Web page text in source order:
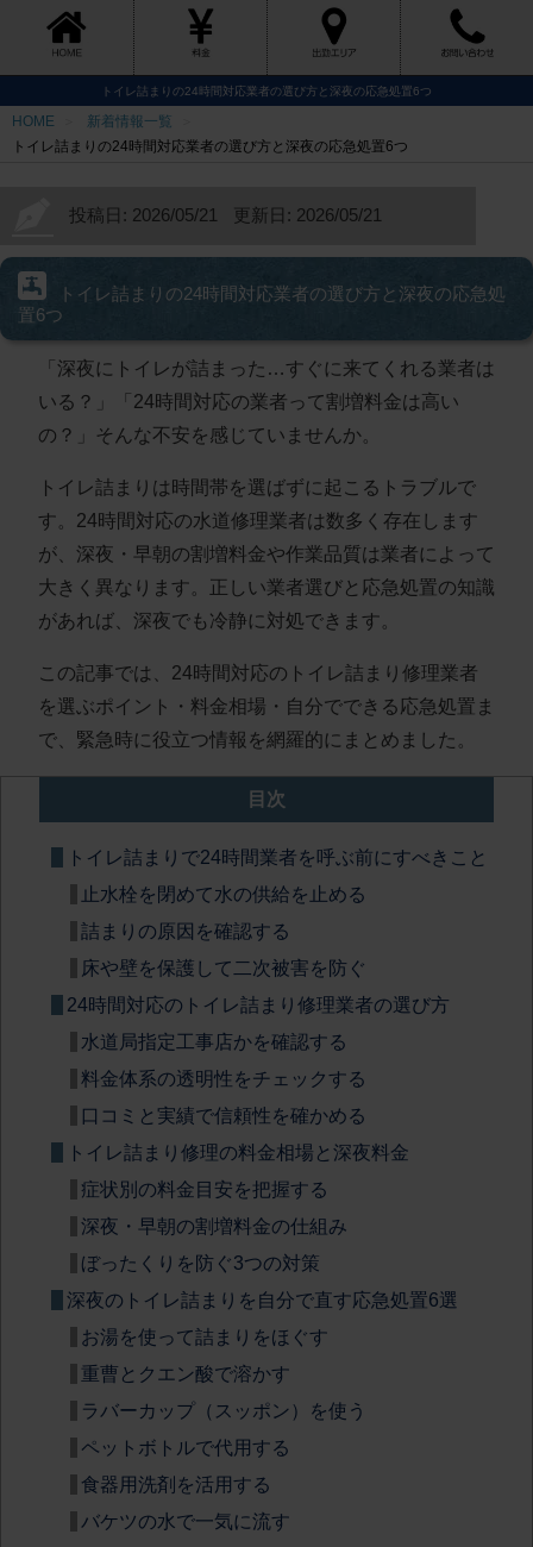
トイレ詰まりの24時間対応業者の選び方と深夜の応急処置6つ
HOME
新着情報一覧
トイレ詰まりの24時間対応業者の選び方と深夜の応急処置6つ
投稿日: 2026/05/21 更新日: 2026/05/21
トイレ詰まりの24時間対応業者の選び方と深夜の応急処
置6つ
「深夜にトイレが詰まった…すぐに来てくれる業者は
いる？」「24時間対応の業者って割増料金は高い
の？」そんな不安を感じていませんか。
トイレ詰まりは時間帯を選ばずに起こるトラブルで
す。 24時間対応の水道修理業者は数多く存在します
が、深夜・早朝の割増料金や作業品質は業者によって
大きく異なります。正しい業者選びと応急処置の知識
があれば、深夜でも冷静に対処できます。
この記事では、24時間対応のトイレ詰まり修理業者
を選ぶポイント・料金相場・自分でできる応急処置ま
で、緊急時に役立つ情報を網羅的にまとめました。
目次
トイレ詰まりで24時間業者を呼ぶ前にすべきこと
止水栓を閉めて水の供給を止める
詰まりの原因を確認する
床や壁を保護して二次被害を防ぐ
24時間対応のトイレ詰まり修理業者の選び方
水道局指定工事店かを確認する
料金体系の透明性をチェックする
口コミと実績で信頼性を確かめる
トイレ詰まり修理の料金相場と深夜料金
症状別の料金目安を把握する
深夜・早朝の割増料金の仕組み
ぼったくりを防ぐ3つの対策
深夜のトイレ詰まりを自分で直す応急処置6選
お湯を使って詰まりをほぐす
重曹とクエン酸で溶かす
ラバーカップ（スッポン）を使う
ペットボトルで代用する
食器用洗剤を活用する
バケツの水で一気に流す